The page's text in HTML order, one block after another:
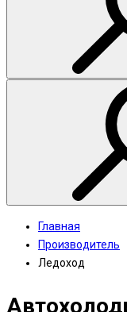
Главная
Производитель
Ледоход